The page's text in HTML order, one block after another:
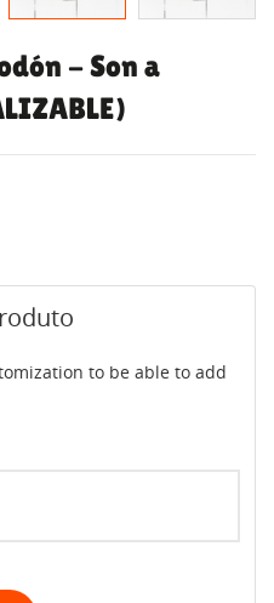
- Son a
to be able to add